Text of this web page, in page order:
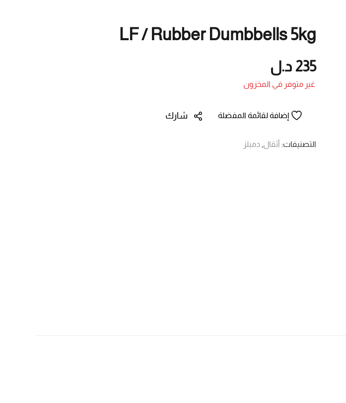
LF / Rubber Dumbbells 5kg
235 د.ل
غير متوفر في المخزون
إضافة لقائمة المفضلة شارك
التصنيفات: أثقال, دمبلز